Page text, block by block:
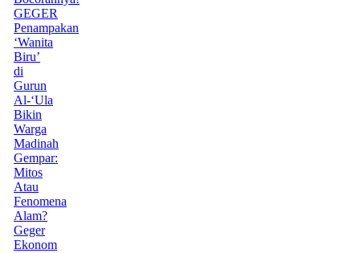
GEGER
Penampakan
‘Wanita
Biru’
di
Gurun
Al-‘Ula
Bikin
Warga
Madinah
Gempar:
Mitos
Atau
Fenomena
Alam?
Geger
Ekonom